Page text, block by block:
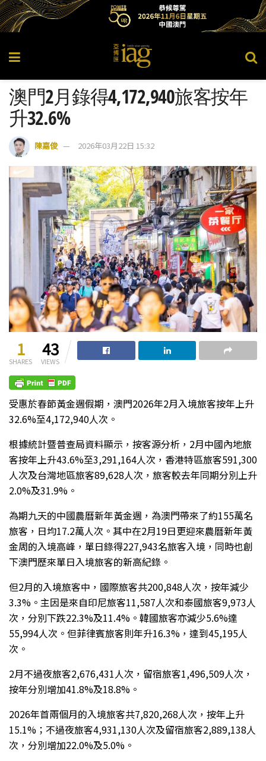
澳門2月錄得4,172,940旅客按年
升32.6%
陳嘉俊 2026年03月22日 15:32
1
SHARES
43
VIEWS
受惠於春節黃金週假期，澳門2026年2月入境旅客按年上升
32.6%至4,172,940人次。
根據統計暨普查局資料顯示，按客源分析，2月中國內地旅
客按年上升43.6%至3,291,164人次，香港特區旅客591,300
人次及台灣地區旅客89,628人次，旅客較去年同期分別上升
2.0%及31.9%。
為期九天的中國農曆新年黃金週，為澳門帶來了約155萬名
旅客，日均17.2萬人次。其中在2月19日更迎來農曆新年黃
金周的入境高峰，單日錄得227,943名旅客入境，同時也創
下澳門歷來單日入境旅客的新高紀錄。
但2月的入境旅客中，國際旅客共200,848人次，按年減少
3.3%。主因是來自印尼旅客11,587人次和泰國旅客9,973人
次，分別下跌22.3%及11.4%。韓國旅客亦減少5.6%達
55,994人次。但菲律賓旅客則年升16.3%，達到45,195人
次。
2月不過夜旅客2,676,431人次，留宿旅客1,496,509人次，
按年分別增加41.8%及18.8%。
2026年首兩個月的入境旅客共7,820,268人次，按年上升
15.1%；不過夜旅客4,931,130人次及留宿旅客2,889,138人
次，分別增加22.0%及5.0%。